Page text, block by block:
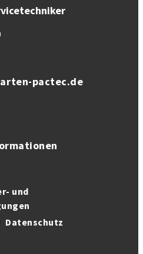
pactec.de
und
Datenschutz